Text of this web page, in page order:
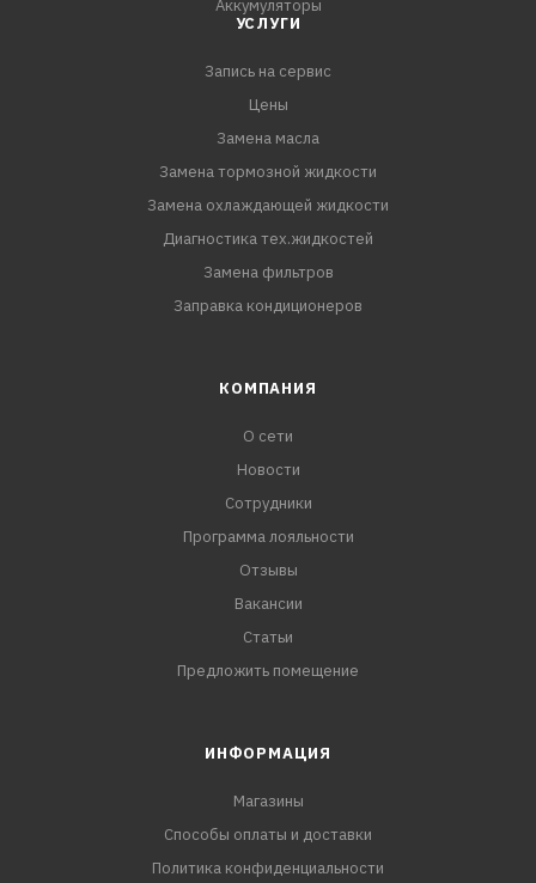
Аккумуляторы
УСЛУГИ
Запись на сервис
Цены
Замена масла
Замена тормозной жидкости
Замена охлаждающей жидкости
Диагностика тех.жидкостей
Замена фильтров
Заправка кондиционеров
КОМПАНИЯ
О сети
Новости
Сотрудники
Программа лояльности
Отзывы
Вакансии
Статьи
Предложить помещение
ИНФОРМАЦИЯ
Магазины
Способы оплаты и доставки
Политика конфиденциальности